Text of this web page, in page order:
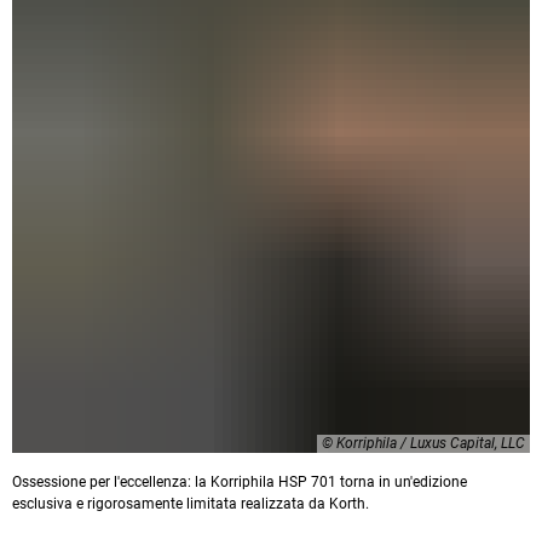
© Korriphila / Luxus Capital, LLC
Ossessione per l'eccellenza: la Korriphila HSP 701 torna in un'edizione
esclusiva e rigorosamente limitata realizzata da Korth.